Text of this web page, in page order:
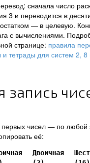
сначала число
3 и переводится в
— в целевую.
с вычислениями.
странице: правила
и тетрады для систем 2, 8
запись
первых чисел — по любой
её:
Двоичная